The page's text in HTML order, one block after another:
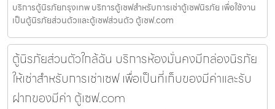
บริการตู้นิรภัยกรุงเทพ บริการตู้เซฟสำหรับการเช่าตู้เซฟนิรภัย เพื่อใช้งาน
เป็นตู้นิรภัยส่วนตัวและตู้เซฟส่วนตัว ตู้เซฟ.com
ตู้นิรภัยส่วนตัวใกล้ฉัน บริการห้องมั่นคงมีกล่องนิรภัย
ให้เช่าสำหรับการเช่าเซฟ เพื่อเป็นที่เก็บของมีค่าและรับ
ฝากของมีค่า ตู้เซฟ.com